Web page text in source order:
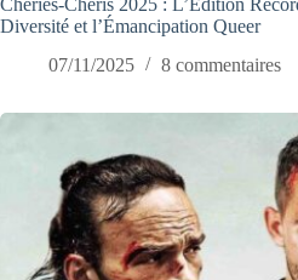
Diversité et l’Émancipation Queer
07/11/2025
8 commentaires